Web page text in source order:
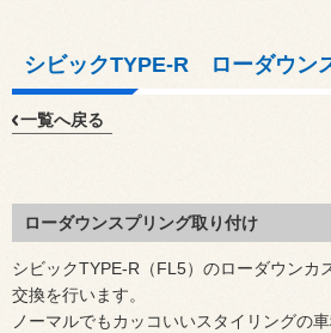
シビックTYPE-R ローダウン
一覧へ戻る
ローダウンスプリング取り付け
シビックTYPE-R（FL5）のローダウンカ
交換を行います。
ノーマルでもカッコいいスタイリングの